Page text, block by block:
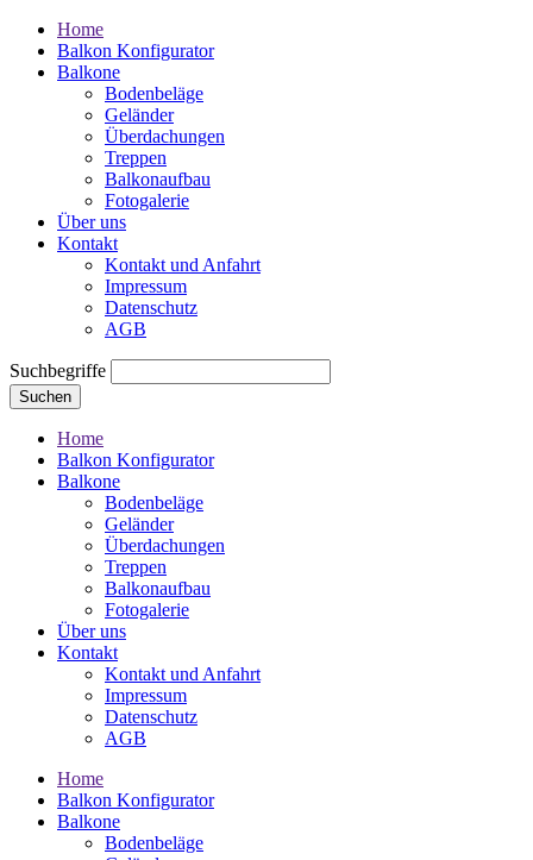
Home
Balkon Konfigurator
Balkone
Bodenbeläge
Geländer
Überdachungen
Treppen
Balkonaufbau
Fotogalerie
Über uns
Kontakt
Kontakt und Anfahrt
Impressum
Datenschutz
AGB
Suchbegriffe
Suchen
Home
Balkon Konfigurator
Balkone
Bodenbeläge
Geländer
Überdachungen
Treppen
Balkonaufbau
Fotogalerie
Über uns
Kontakt
Kontakt und Anfahrt
Impressum
Datenschutz
AGB
Home
Balkon Konfigurator
Balkone
Bodenbeläge